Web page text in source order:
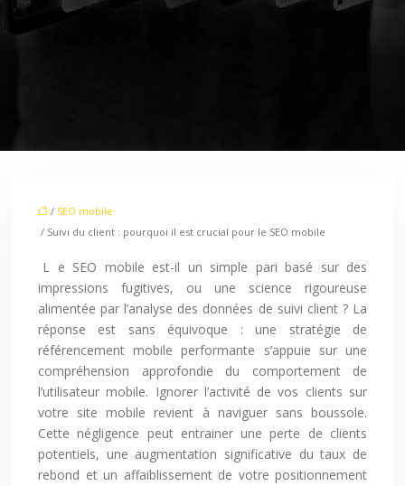
/ SEO mobile
/ Suivi du client : pourquoi il est crucial pour le SEO mobile
Le SEO mobile est-il un simple pari basé sur des
impressions fugitives, ou une science rigoureuse
alimentée par l’analyse des données de suivi client ? La
réponse est sans équivoque : une stratégie de
référencement mobile performante s’appuie sur une
compréhension approfondie du comportement de
l’utilisateur mobile. Ignorer l’activité de vos clients sur
votre site mobile revient à naviguer sans boussole.
Cette négligence peut entrainer une perte de clients
potentiels, une augmentation significative du taux de
rebond et un affaiblissement de votre positionnement